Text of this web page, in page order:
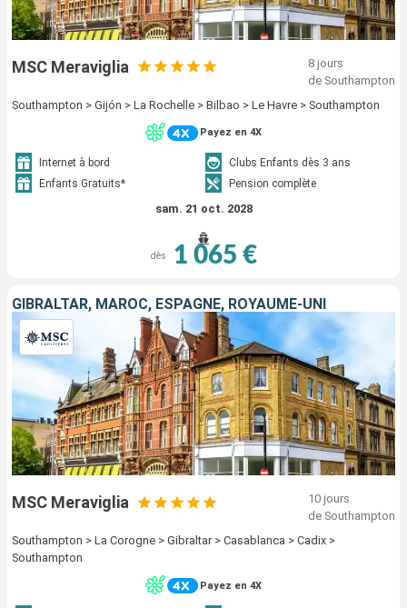
MSC Meraviglia
8 jours
de Southampton
Southampton > Gijón > La Rochelle > Bilbao > Le Havre > Southampton
Payez en 4X
Internet à bord
Clubs Enfants dès 3 ans
Enfants Gratuits*
Pension complète
sam. 21 oct. 2028
dès 1 065 €
GIBRALTAR, MAROC, ESPAGNE, ROYAUME-UNI
MSC Meraviglia
10 jours
de Southampton
Southampton > La Corogne > Gibraltar > Casablanca > Cadix >
Southampton
Payez en 4X